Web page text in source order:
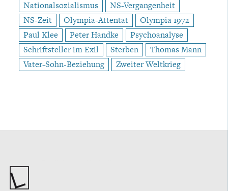
Nationalsozialismus
NS-Vergangenheit
NS-Zeit
Olympia-Attentat
Olympia 1972
Paul Klee
Peter Handke
Psychoanalyse
Schriftsteller im Exil
Sterben
Thomas Mann
Vater-Sohn-Beziehung
Zweiter Weltkrieg